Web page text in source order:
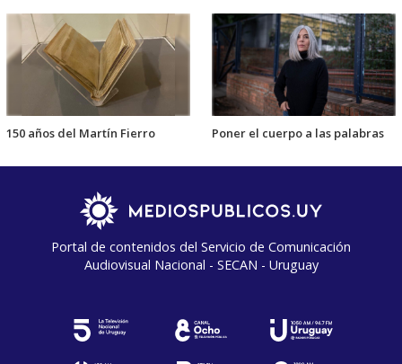
150 años del Martín Fierro Poner el cuerpo a las palabras
Portal de contenidos del Servicio de Comunicación
Audiovisual Nacional - SECAN - Uruguay